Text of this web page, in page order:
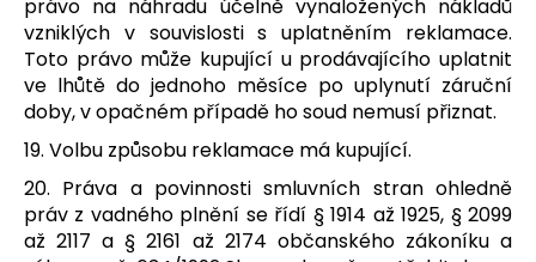
právo na náhradu účelně vynaložených nákladů
vzniklých v souvislosti s uplatněním reklamace.
Toto právo může kupující u prodávajícího uplatnit
ve lhůtě do jednoho měsíce po uplynutí záruční
doby, v opačném případě ho soud nemusí přiznat.
19. Volbu způsobu reklamace má kupující.
20. Práva a povinnosti smluvních stran ohledně
práv z vadného plnění se řídí § 1914 až 1925, § 2099
až 2117 a § 2161 až 2174 občanského zákoníku a